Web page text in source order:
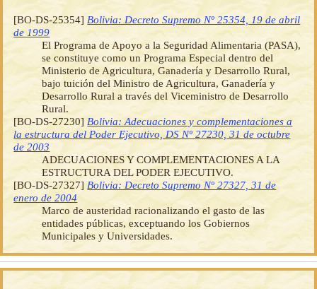
[BO-DS-25354] Bolivia: Decreto Supremo Nº 25354, 19 de abril
de 1999
El Programa de Apoyo a la Seguridad Alimentaria (PASA),
se constituye como un Programa Especial dentro del
Ministerio de Agricultura, Ganadería y Desarrollo Rural,
bajo tuición del Ministro de Agricultura, Ganadería y
Desarrollo Rural a través del Viceministro de Desarrollo
Rural.
[BO-DS-27230] Bolivia: Adecuaciones y complementaciones a
la estructura del Poder Ejecutivo, DS Nº 27230, 31 de octubre
de 2003
ADECUACIONES Y COMPLEMENTACIONES A LA
ESTRUCTURA DEL PODER EJECUTIVO.
[BO-DS-27327]Bolivia: Decreto Supremo Nº 27327, 31 de
enero de 2004
Marco de austeridad racionalizando el gasto de las
entidades públicas, exceptuando los Gobiernos
Municipales y Universidades.